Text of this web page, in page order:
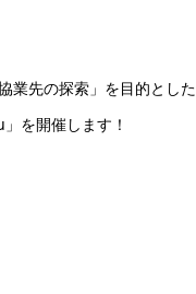
業先の探索」を目的とした
を開催します！